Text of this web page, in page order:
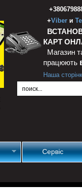
+Viber и
КАРТ
Магазин
працюють
Наша
Сервіс